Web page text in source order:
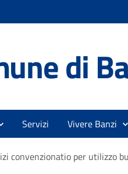
di
Servizi Vivere Banzi
convenzionatio per utilizzo